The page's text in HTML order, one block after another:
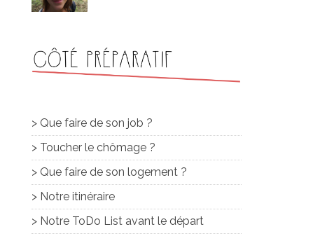
> Que faire de son job ?
> Toucher le chômage ?
> Que faire de son logement ?
> Notre itinéraire
> Notre ToDo List avant le départ